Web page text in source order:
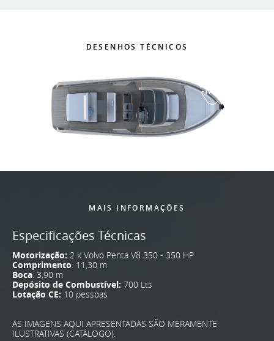
DESENHOS TÉCNICOS
MAIS INFORMAÇÕES
Especificações Técnicas
Motorização: 2 x Volvo Penta V8 350 - 350 HP
Comprimento: 11,30 m
Boca: 3,90 m
Depósito de Combustível: 700 Lts
Lotação CE: 10 pessoas
AS IMAGENS AQUI APRESENTADAS SÃO MERAMENTE
ILUSTRATIVAS (CATÁLOGO).